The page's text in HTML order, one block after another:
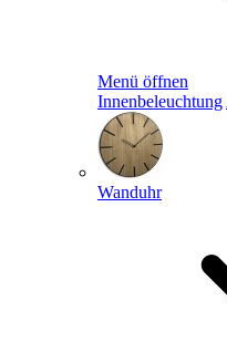
Menü öffnen
Innenbeleuchtung
Wanduhr